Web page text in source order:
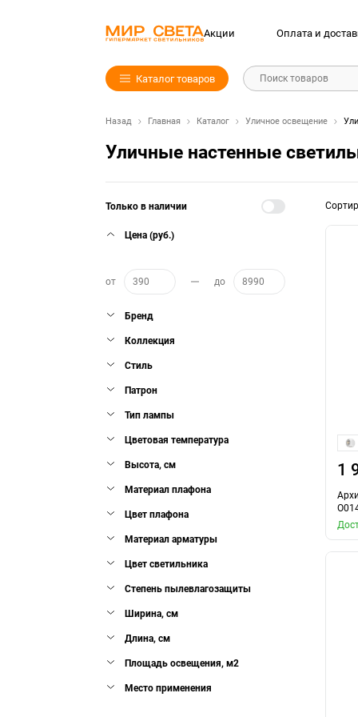
Акции Оплата и
Каталог товаров Поиск товаров
Назад Главная Каталог Уличное освещение
Уличные настенные
Только в наличии
Цена (руб.)
от до
Бренд
Коллекция
Стиль
Патрон
Тип лампы
Цветовая температура
Высота, см
Материал плафона
Цвет плафона
Материал арматуры
Цвет светильника
Степень пылевлагозащиты
Ширина, см
Длина, см
Площадь освещения, м2
Место применения
1